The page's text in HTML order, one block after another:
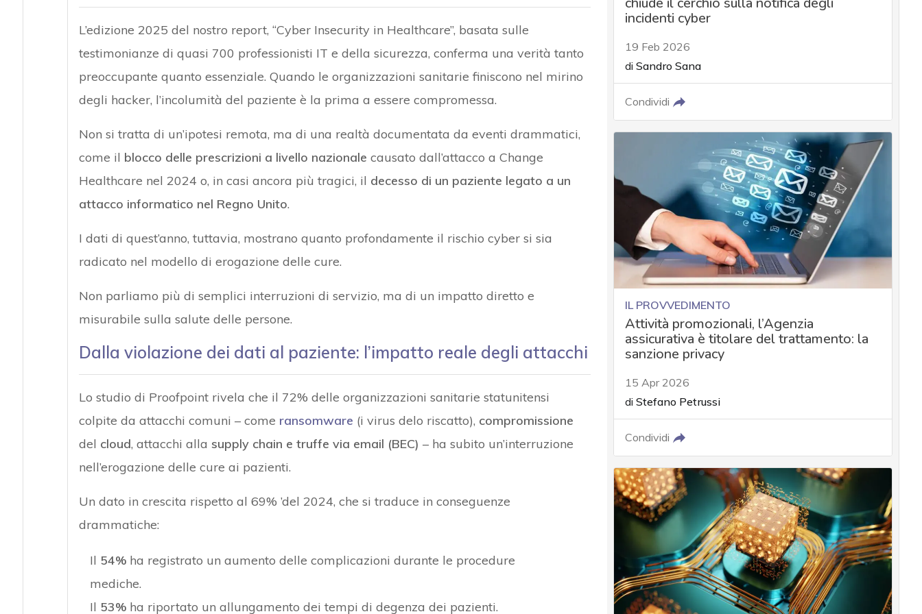
L’edizione 2025 del nostro report, “Cyber Insecurity in Healthcare”, basata sulle
testimonianze di quasi 700 professionisti IT e della sicurezza, conferma una verità tanto
preoccupante quanto essenziale. Quando le organizzazioni sanitarie finiscono nel mirino
degli hacker, l’incolumità del paziente è la prima a essere compromessa.
Non si tratta di un’ipotesi remota, ma di una realtà documentata da eventi drammatici,
come il blocco delle prescrizioni a livello nazionale causato dall’attacco a Change
Healthcare nel 2024 o, in casi ancora più tragici, il decesso di un paziente legato a un
attacco informatico nel Regno Unito.
I dati di quest’anno, tuttavia, mostrano quanto profondamente il rischio cyber si sia
radicato nel modello di erogazione delle cure.
Non parliamo più di semplici interruzioni di servizio, ma di un impatto diretto e
misurabile sulla salute delle persone.
Dalla violazione dei dati al paziente: l’impatto reale degli attacchi
Lo studio di Proofpoint rivela che il 72% delle organizzazioni sanitarie statunitensi
colpite da attacchi comuni – come ransomware (i virus delo riscatto), compromissione
del cloud, attacchi alla supply chain e truffe via email (BEC) – ha subito un’interruzione
nell’erogazione delle cure ai pazienti.
Un dato in crescita rispetto al 69% ’del 2024, che si traduce in conseguenze
drammatiche:
Il 54%ha registrato un aumento delle complicazioni durante le procedure
mediche.
Il 53% ha riportato un allungamento dei tempi di degenza dei pazienti.
incidenti cyber
19 Feb 2026
di Sandro Sana
Condividi
IL PROVVEDIMENTO
Attività promozionali, l’Agenzia
assicurativa è titolare del trattamento: la
sanzione privacy
15 Apr 2026
di Stefano Petrussi
Condividi